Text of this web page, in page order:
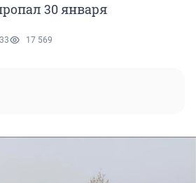
30 января
33 17 569